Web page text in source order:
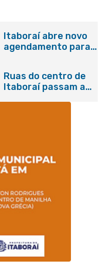
Itaboraí abre novo
agendamento para
Ruas do centro de
Itaboraí passam a